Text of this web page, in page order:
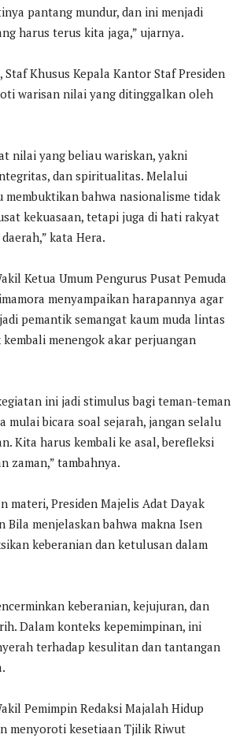
pantang mundur, dan ini menjadi
harus terus kita jaga,” ujarnya.
Staf Khusus Kepala Kantor Staf Presiden
warisan nilai yang ditinggalkan oleh
nilai yang beliau wariskan, yakni
dan spiritualitas. Melalui
membuktikan bahwa nasionalisme tidak
kekuasaan, tetapi juga di hati rakyat
kata Hera.
Ketua Umum Pengurus Pusat Pemuda
menyampaikan harapannya agar
pemantik semangat kaum muda lintas
menengok akar perjuangan
ini jadi stimulus bagi teman-teman
mulai bicara soal sejarah, jangan selalu
Kita harus kembali ke asal, berefleksi
zaman,” tambahnya.
materi, Presiden Majelis Adat Dayak
Bila menjelaskan bahwa makna Isen
keberanian dan ketulusan dalam
keberanian, kejujuran, dan
Dalam konteks kepemimpinan, ini
terhadap kesulitan dan tantangan
Pemimpin Redaksi Majalah Hidup
menyoroti kesetiaan Tjilik Riwut